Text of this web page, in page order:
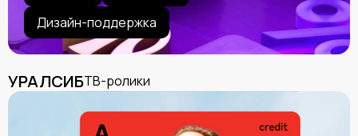
Дизайн-поддержка
УРАЛСИБТВ-ролики